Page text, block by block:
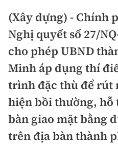
Nhà đầu tư
Doanh nghiệp
Doanh nhân
Thị trường
Điểm tin
Mua bán
Giới thiệu dự án
Dự án
Chung cư
Đất nền
Nội thất - ngoại thất
Xu hướng tiêu dùng
Nhà đẹp
(Xây dựng) - Chính
Nghị quyết số 27/
cho phép UBND
Minh áp dụng thí
trình đặc thù để rút
hiện bồi thường, hỗ
bàn giao mặt bằng
trên địa bàn thành